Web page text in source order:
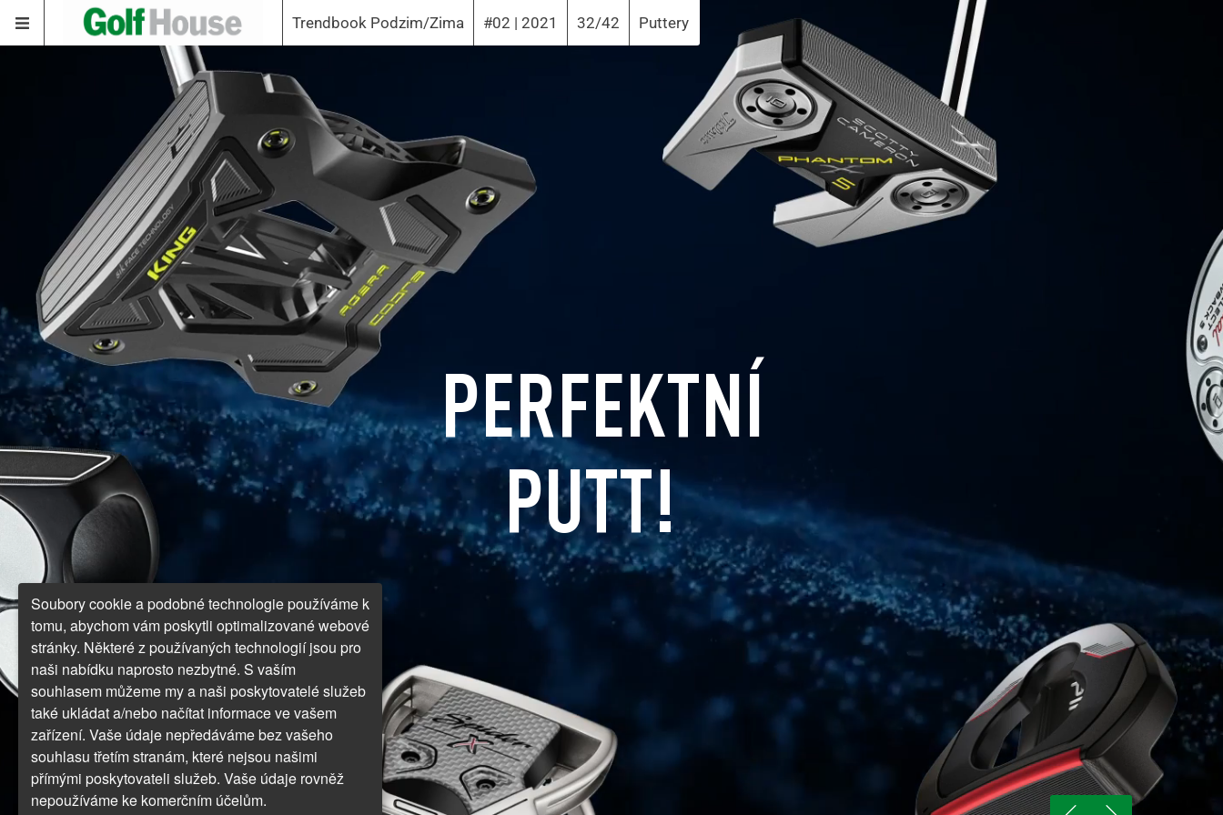
Trendbook Podzim/Zima #02 | 2021 32/42 Puttery
PERFEKTNÍ
PUTT!
Soubory cookie a podobné technologie používáme k
tomu, abychom vám poskytli optimalizované webové
stránky. Některé z používaných technologií jsou pro
naši nabídku naprosto nezbytné. S vaším
souhlasem můžeme my a naši poskytovatelé služeb
také ukládat a/nebo načítat informace ve vašem
zařízení. Vaše údaje nepředáváme bez vašeho
souhlasu třetím stranám, které nejsou našimi
přímými poskytovateli služeb. Vaše údaje rovněž
nepoužíváme ke komerčním účelům.